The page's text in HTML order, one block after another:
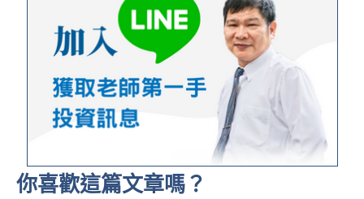
你喜歡這篇文章嗎？